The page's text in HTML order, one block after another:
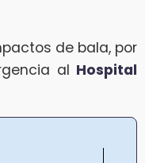
de bala, por
al Hospital